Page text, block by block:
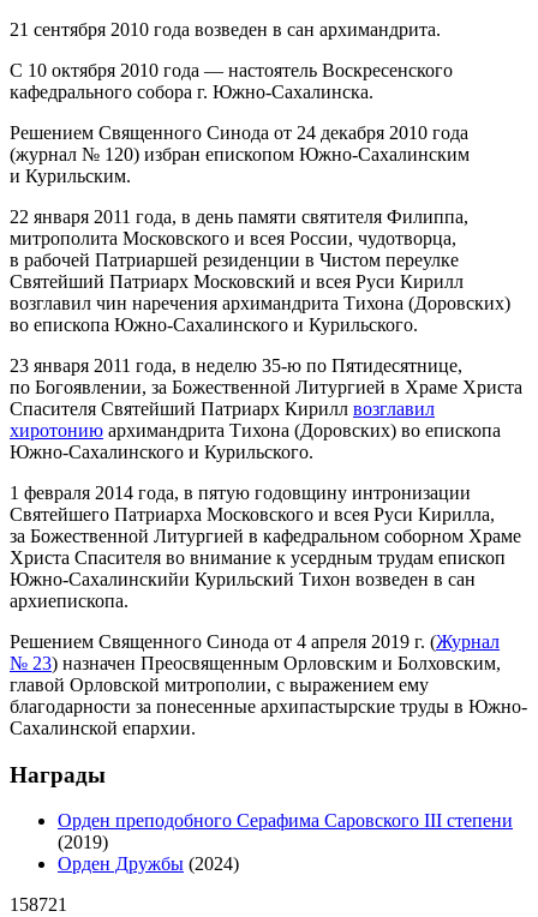
21 сентября 2010 года возведен в сан архимандрита.
С 10 октября 2010 года — настоятель Воскресенского
кафедрального собора г. Южно‐Сахалинска.
Решением Священного Синода от 24 декабря 2010 года
(журнал № 120) избран епископом Южно‐Сахалинским
и Курильским.
22 января 2011 года, в день памяти святителя Филиппа,
митрополита Московского и всея России, чудотворца,
в рабочей Патриаршей резиденции в Чистом переулке
Святейший Патриарх Московский и всея Руси Кирилл
возглавил чин наречения архимандрита Тихона (Доровских)
во епископа Южно‐Сахалинского и Курильского.
23 января 2011 года, в неделю 35-ю по Пятидесятнице,
по Богоявлении, за Божественной Литургией в Храме Христа
Спасителя Святейший Патриарх Кирилл возглавил
хиротонию архимандрита Тихона (Доровских) во епископа
Южно‐Сахалинского и Курильского.
1 февраля 2014 года, в пятую годовщину интронизации
Святейшего Патриарха Московского и всея Руси Кирилла,
за Божественной Литургией в кафедральном соборном Храме
Христа Спасителя во внимание к усердным трудам епископ
Южно‐Сахалинскийи Курильский Тихон возведен в сан
архиепископа.
Решением Священного Синода от 4 апреля 2019 г. (Журнал
№ 23) назначен Преосвященным Орловским и Болховским,
главой Орловской митрополии, с выражением ему
благодарности за понесенные архипастырские труды в Южно-
Сахалинской епархии.
Награды
Орден преподобного Серафима Саровского III степени
(2019)
Орден Дружбы (2024)
158721